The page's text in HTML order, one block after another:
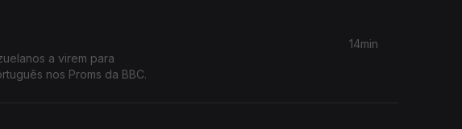
a virem para
nos Proms da BBC.
14min